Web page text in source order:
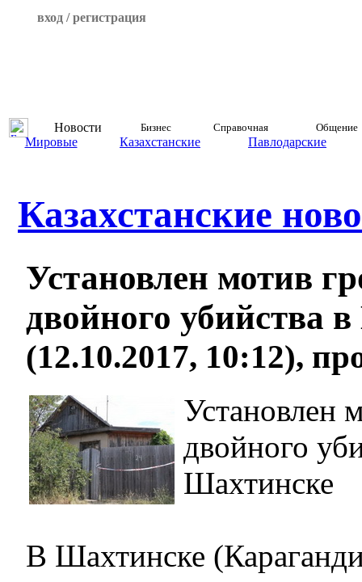
вход / регистрация
Новости Бизнес Справочная Общение
Мировые Казахстанские Павлодарские
Казахстанские
Установлен мотив
двойного убийства
(12.10.2017, 10:12),
Установлен
двойного
Шахтинске
В Шахтинске